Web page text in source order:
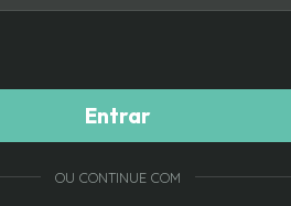
Entrar
OU CONTINUE COM